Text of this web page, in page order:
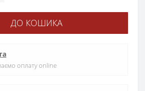
ДО КОШИКА
оплату online